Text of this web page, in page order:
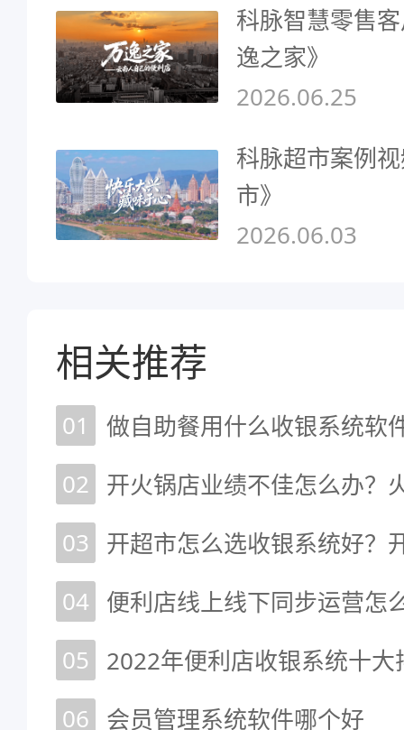
科脉智慧零售
逸之家》
2026.06.25
科脉超市案例
市》
2026.06.03
相关推荐
01
做自助餐用什么收银系统软
02
03
开超市怎么选收银系统好？
04 便利店线上线下同步运营怎
05
2022年便利店收银系统十
06 会员管理系统软件哪个好